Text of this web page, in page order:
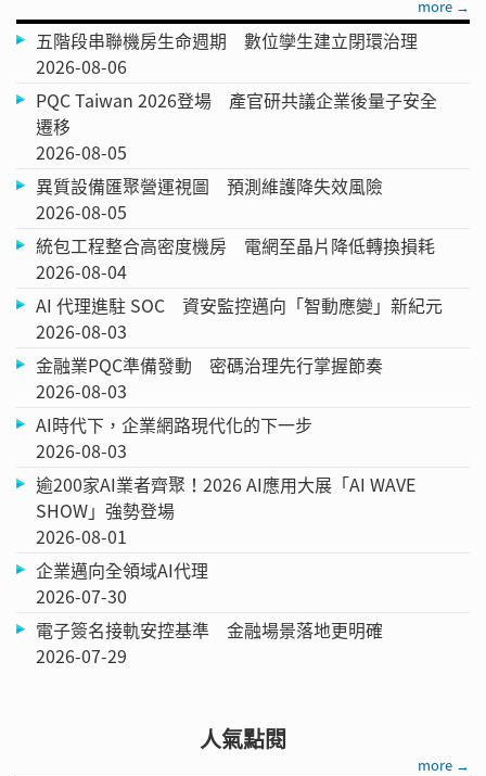
more →
五階段串聯機房生命週期 數位孿生建立閉環治理
2026-08-06
PQC Taiwan 2026登場 產官研共議企業後量子安全
遷移
2026-08-05
異質設備匯聚營運視圖 預測維護降失效風險
2026-08-05
統包工程整合高密度機房 電網至晶片降低轉換損耗
2026-08-04
AI 代理進駐 SOC 資安監控邁向「智動應變」新紀元
2026-08-03
金融業PQC準備發動 密碼治理先行掌握節奏
2026-08-03
AI時代下，企業網路現代化的下一步
2026-08-03
逾200家AI業者齊聚！2026 AI應用大展「AI WAVE
SHOW」強勢登場
2026-08-01
企業邁向全領域AI代理
2026-07-30
電子簽名接軌安控基準 金融場景落地更明確
2026-07-29
人氣點閱
more →